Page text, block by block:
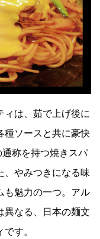
ィは、茹で上げ後に
種ソースと共に豪快
称を持つ焼きスパ
、やみつきになる味
も魅力の一つ。アル
異なる、日本の麺文
す。